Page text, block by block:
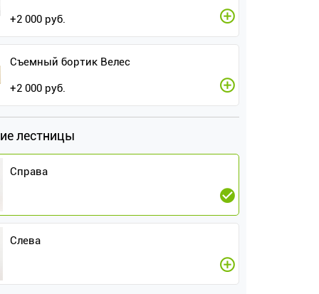
+2 000 руб.
Съемный бортик Велес
+2 000 руб.
лестницы
Справа
Слева